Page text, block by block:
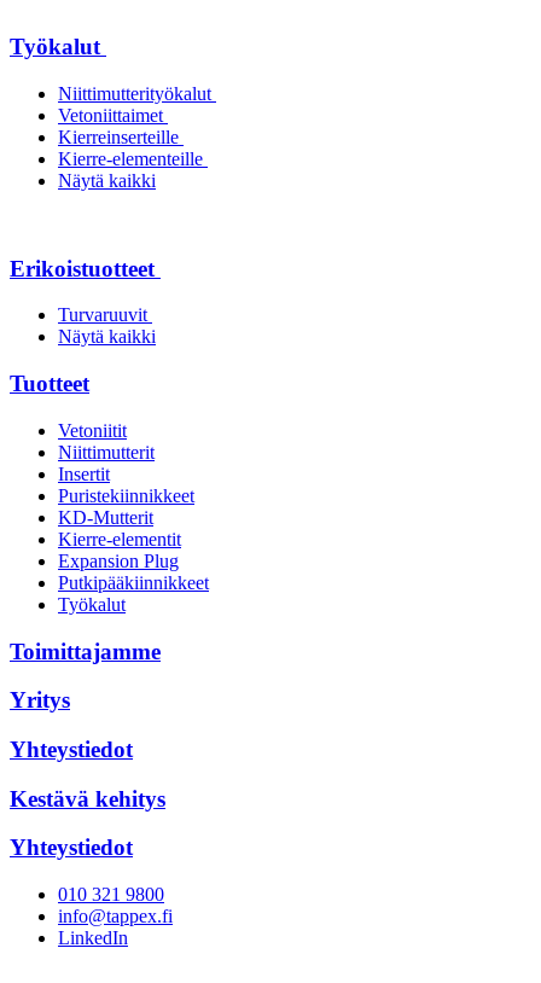
Työkalut
Niittimutterityökalut
Vetoniittaimet
Kierreinserteille
Kierre-elementeille
Näytä kaikki
Erikoistuotteet
Turvaruuvit
Näytä kaikki
Tuotteet
Vetoniitit
Niittimutterit
Insertit
Puristekiinnikkeet
KD-Mutterit
Kierre-elementit
Expansion Plug
Putkipääkiinnikkeet
Työkalut
Toimittajamme
Yritys
Yhteystiedot
Kestävä kehitys
Yhteystiedot
010 321 9800
info@tappex.fi
LinkedIn